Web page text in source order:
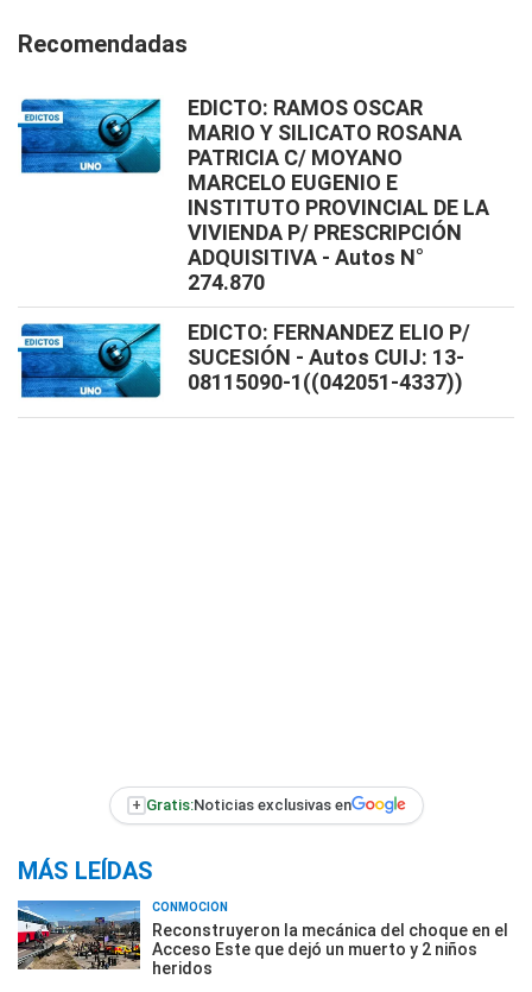
Recomendadas
EDICTO: RAMOS OSCAR
MARIO Y SILICATO ROSANA
PATRICIA C/ MOYANO
MARCELO EUGENIO E
INSTITUTO PROVINCIAL DE LA
VIVIENDA P/ PRESCRIPCIÓN
ADQUISITIVA - Autos N°
274.870
EDICTO: FERNANDEZ ELIO P/
SUCESIÓN - Autos CUIJ: 13-
08115090-1((042051-4337))
+ Gratis:Noticias exclusivas en
MÁS LEÍDAS
CONMOCIÓN
Reconstruyeron la mecánica del choque en el
Acceso Este que dejó un muerto y 2 niños
heridos